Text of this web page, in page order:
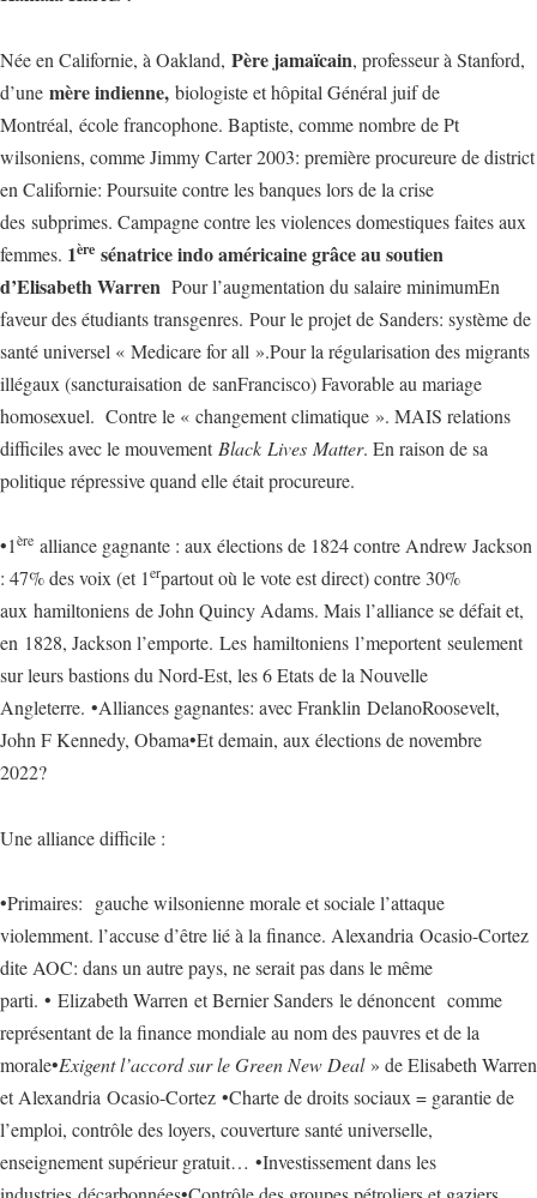
Née en Californie, à Oakland, Père jamaïcain, professeur à Stanford,
d’une mère indienne, biologiste et hôpital Général juif de
Montréal, école francophone. Baptiste, comme nombre de Pt
wilsoniens, comme Jimmy Carter 2003: première procureure de district
en Californie: Poursuite contre les banques lors de la crise
des subprimes. Campagne contre les violences domestiques faites aux
femmes. 1ère sénatrice indo américaine grâce au soutien
d’Elisabeth Warren Pour l’augmentation du salaire minimumEn
faveur des étudiants transgenres. Pour le projet de Sanders: système de
santé universel « Medicare for all ».Pour la régularisation des migrants
illégaux (sancturaisation de sanFrancisco) Favorable au mariage
homosexuel. Contre le « changement climatique ». MAIS relations
difficiles avec le mouvement Black Lives Matter. En raison de sa
politique répressive quand elle était procureure.
•1ère alliance gagnante : aux élections de 1824 contre Andrew Jackson
: 47% des voix (et 1erpartout où le vote est direct) contre 30%
aux hamiltoniens de John Quincy Adams. Mais l’alliance se défait et,
en 1828, Jackson l’emporte. Les hamiltoniens l’meportent seulement
sur leurs bastions du Nord-Est, les 6 Etats de la Nouvelle
Angleterre. •Alliances gagnantes: avec Franklin DelanoRoosevelt,
John F Kennedy, Obama•Et demain, aux élections de novembre
2022?
Une alliance difficile :
•Primaires: gauche wilsonienne morale et sociale l’attaque
violemment. l’accuse d’être lié à la finance. Alexandria Ocasio-Cortez
dite AOC: dans un autre pays, ne serait pas dans le même
parti. • Elizabeth Warren et Bernier Sanders le dénoncent comme
représentant de la finance mondiale au nom des pauvres et de la
morale•Exigent l’accord sur le Green New Deal » de Elisabeth Warren
et Alexandria Ocasio-Cortez •Charte de droits sociaux = garantie de
l’emploi, contrôle des loyers, couverture santé universelle,
enseignement supérieur gratuit… •Investissement dans les